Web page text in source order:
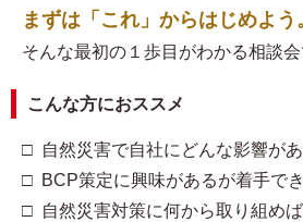
まずは「これ」からはじめよう
そんな最初の１歩目がわかる相談会
こんな方におススメ
□ 自然災害で自社にどんな影響が
□ BCP策定に興味があるが着手で
□ 自然災害対策に何から取り組め